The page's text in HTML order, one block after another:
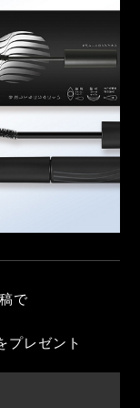
で
プレゼント